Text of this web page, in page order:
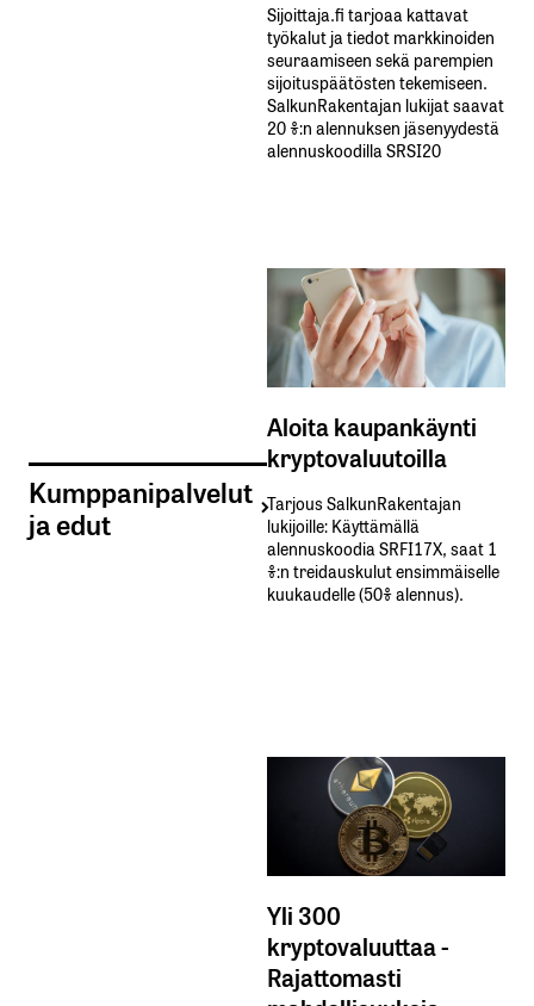
Kumppanipalvelut
ja edut
Sijoittaja.fi tarjoaa kattavat
työkalut ja tiedot markkinoiden
seuraamiseen sekä parempien
sijoituspäätösten tekemiseen.
SalkunRakentajan lukijat saavat
20 %:n alennuksen jäsenyydestä
alennuskoodilla SRSI20
Aloita kaupankäynti
kryptovaluutoilla
Tarjous SalkunRakentajan
lukijoille: Käyttämällä​ ​
alennuskoodia​ ​SRFI17X,​ ​saat​ ​1
%:n treidauskulut​ ​ensimmäiselle​ ​
kuukaudelle​ ​(50%​ ​alennus).
Yli 300
kryptovaluuttaa -
Rajattomasti